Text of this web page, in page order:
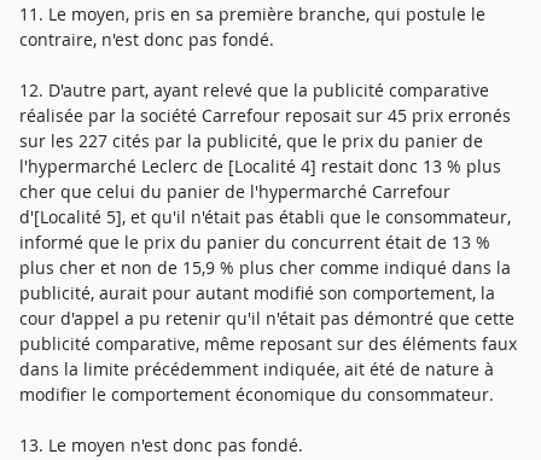
11. Le moyen, pris en sa première branche, qui postule le
contraire, n'est donc pas fondé.
12. D'autre part, ayant relevé que la publicité comparative
réalisée par la société Carrefour reposait sur 45 prix erronés
sur les 227 cités par la publicité, que le prix du panier de
l'hypermarché Leclerc de [Localité 4] restait donc 13 % plus
cher que celui du panier de l'hypermarché Carrefour
d'[Localité 5], et qu'il n'était pas établi que le consommateur,
informé que le prix du panier du concurrent était de 13 %
plus cher et non de 15,9 % plus cher comme indiqué dans la
publicité, aurait pour autant modifié son comportement, la
cour d'appel a pu retenir qu'il n'était pas démontré que cette
publicité comparative, même reposant sur des éléments faux
dans la limite précédemment indiquée, ait été de nature à
modifier le comportement économique du consommateur.
13. Le moyen n'est donc pas fondé.